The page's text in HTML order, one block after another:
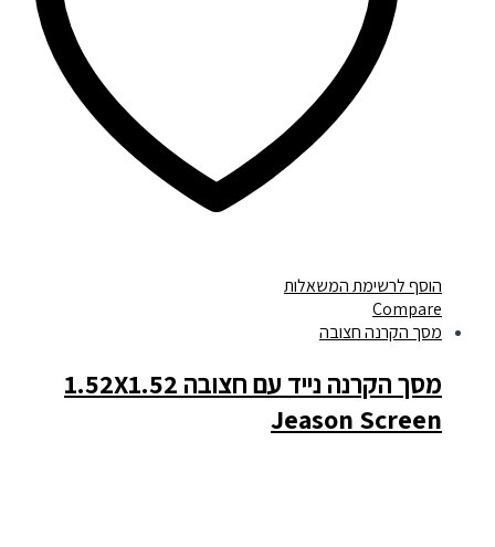
הוסף לרשימת המשאלות
Compare
מסך הקרנה חצובה
מסך הקרנה נייד עם חצובה 1.52X1.52
Jeason Screen